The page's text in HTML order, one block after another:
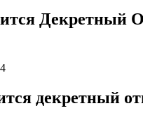
Декретный
декретный